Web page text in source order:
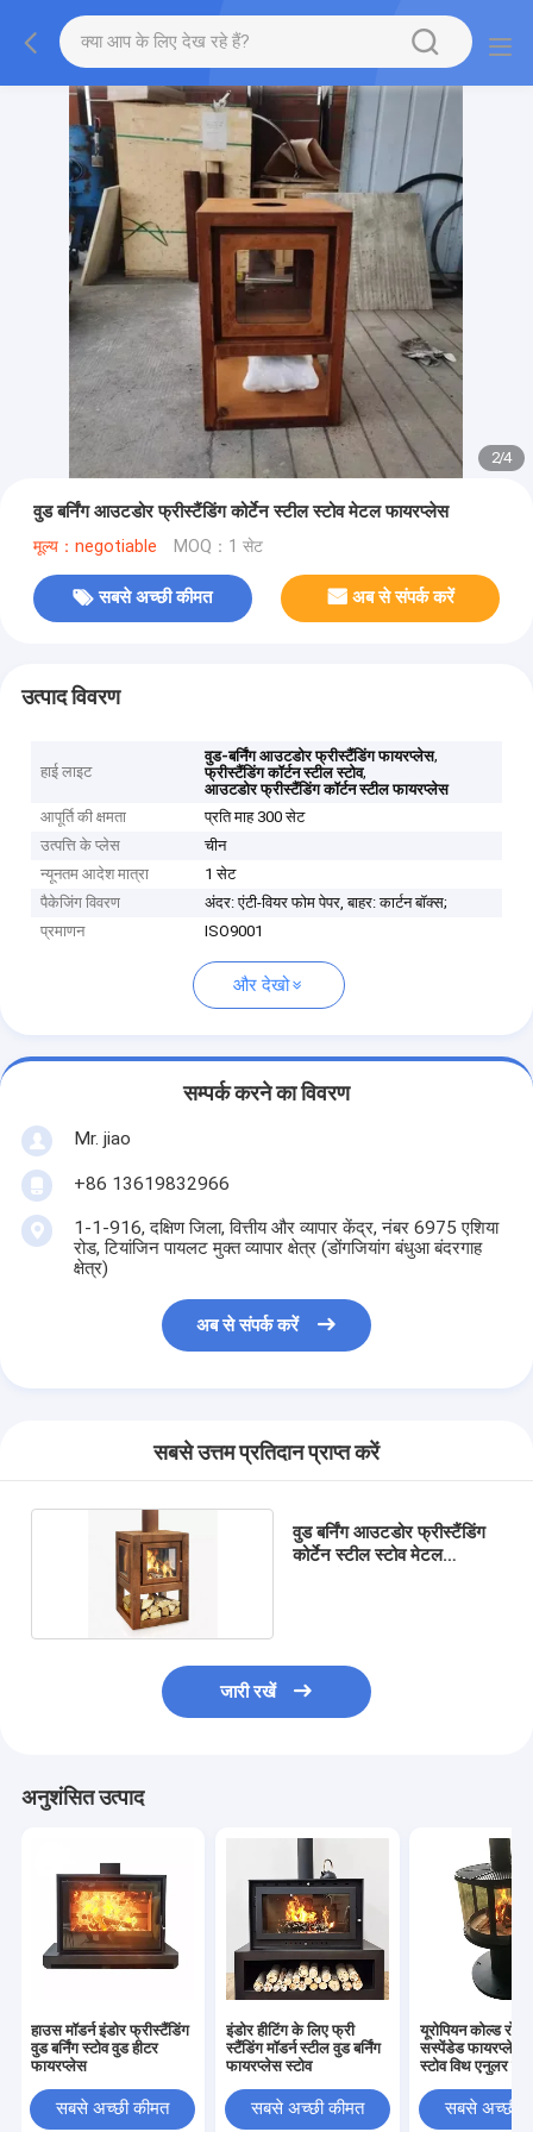
2/4
वुड बर्निंग आउटडोर फ्रीस्टैंडिंग कोर्टेन स्टील स्टोव मेटल फायरप्लेस
मूल्य：negotiable MOQ：1 सेट
सबसे अच्छी कीमत अब से संपर्क करें
उत्पाद विवरण
हाई लाइट
वुड-बर्निंग आउटडोर फ्रीस्टैंडिंग फायरप्लेस,
फ्रीस्टैंडिंग कॉर्टन स्टील स्टोव,
आउटडोर फ्रीस्टैंडिंग कॉर्टन स्टील फायरप्लेस
आपूर्ति की क्षमता
प्रति माह 300 सेट
उत्पत्ति के प्लेस
चीन
न्यूनतम आदेश मात्रा
1 सेट
पैकेजिंग विवरण
अंदर: एंटी-वियर फोम पेपर, बाहर: कार्टन बॉक्स;
प्रमाणन
ISO9001
और देखो
सम्पर्क करने का विवरण
Mr. jiao
+86 13619832966
1-1-916, दक्षिण जिला, वित्तीय और व्यापार केंद्र, नंबर 6975 एशिया
रोड, टियांजिन पायलट मुक्त व्यापार क्षेत्र (डोंगजियांग बंधुआ बंदरगाह
क्षेत्र)
अब से संपर्क करें
सबसे उत्तम प्रतिदान प्राप्त करें
वुड बर्निंग आउटडोर फ्रीस्टैंडिंग
कोर्टेन स्टील स्टोव मेटल
जारी रखें
अनुशंसित उत्पाद
हाउस मॉडर्न इंडोर फ्रीस्टैंडिंग
वुड बर्निंग स्टोव वुड हीटर
फायरप्लेस
सबसे अच्छी कीमत
इंडोर हीटिंग के लिए फ्री
स्टैंडिंग मॉडर्न स्टील वुड बर्निंग
फायरप्लेस स्टोव
सबसे अच्छी कीमत
यूरोपियन कोल्ड
सस्पेंडेड फायरप्लेस
स्टोव विथ एनुलर
सबसे अच्छी